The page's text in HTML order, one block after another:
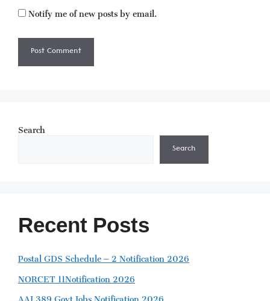
Notify me of new posts by email.
Search
Search
Recent Posts
Postal GDS Schedule – 2 Notification 2026
NORCET 11Notification 2026